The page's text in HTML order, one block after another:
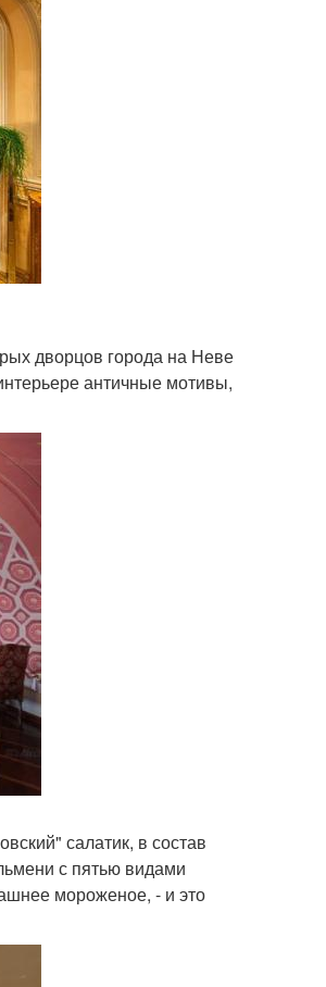
дворцов города на Неве
античные мотивы,
салатик, в состав
с пятью видами
мороженое, - и это